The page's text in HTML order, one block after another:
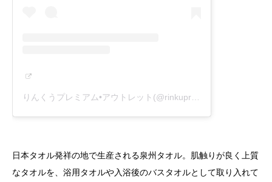
日本タオル発祥の地で生産される泉州タオル。肌触りが良く上質
なタオルを、浴用タオルや入浴後のバスタオルとして取り入れて